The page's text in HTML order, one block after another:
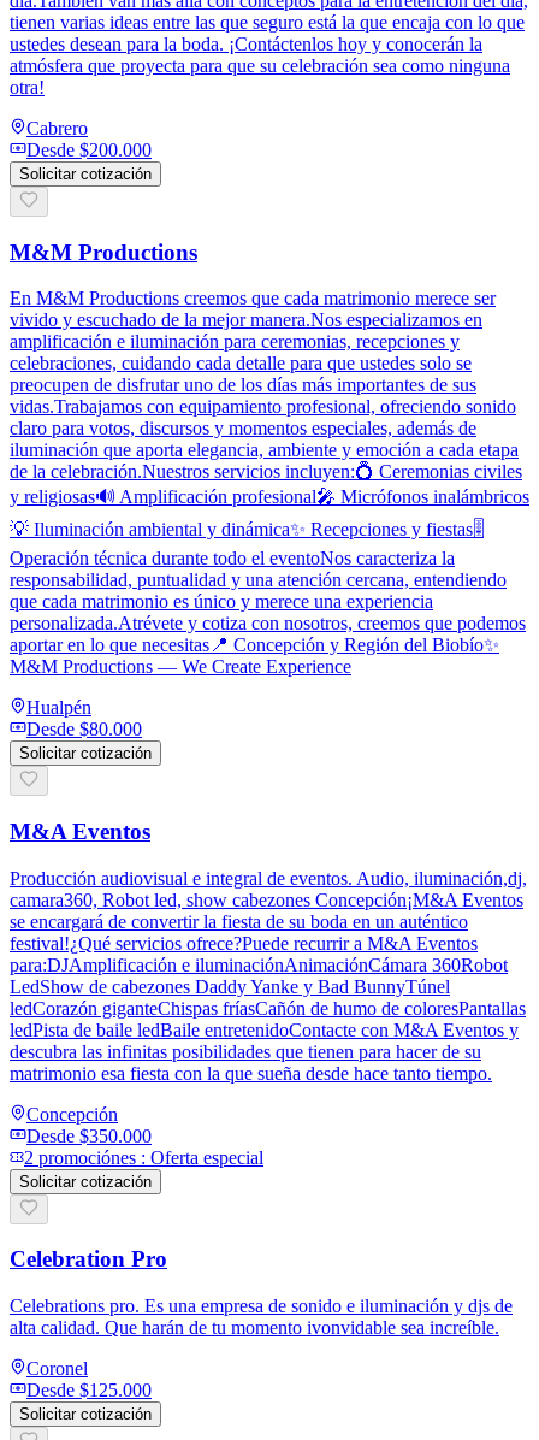
tienen varias ideas entre las que seguro está la que encaja con lo que
ustedes desean para la boda. ¡Contáctenlos hoy y conocerán la
atmósfera que proyecta para que su celebración sea como ninguna
otra!
Cabrero
Desde $200.000
Solicitar cotización
M&M Productions
En M&M Productions creemos que cada matrimonio merece ser
vivido y escuchado de la mejor manera.Nos especializamos en
amplificación e iluminación para ceremonias, recepciones y
celebraciones, cuidando cada detalle para que ustedes solo se
preocupen de disfrutar uno de los días más importantes de sus
vidas.Trabajamos con equipamiento profesional, ofreciendo sonido
claro para votos, discursos y momentos especiales, además de
iluminación que aporta elegancia, ambiente y emoción a cada etapa
de la celebración.Nuestros servicios incluyen:💍 Ceremonias civiles
y religiosas🔊 Amplificación profesional🎤 Micrófonos inalámbricos
💡 Iluminación ambiental y dinámica✨ Recepciones y fiestas🎚️
Operación técnica durante todo el eventoNos caracteriza la
responsabilidad, puntualidad y una atención cercana, entendiendo
que cada matrimonio es único y merece una experiencia
personalizada.Atrévete y cotiza con nosotros, creemos que podemos
aportar en lo que necesitas📍 Concepción y Región del Biobío✨
M&M Productions — We Create Experience
Hualpén
Desde $80.000
Solicitar cotización
M&A Eventos
Producción audiovisual e integral de eventos. Audio, iluminación,dj,
camara360, Robot led, show cabezones Concepción¡M&A Eventos
se encargará de convertir la fiesta de su boda en un auténtico
festival!¿Qué servicios ofrece?Puede recurrir a M&A Eventos
para:DJAmplificación e iluminaciónAnimaciónCámara 360Robot
LedShow de cabezones Daddy Yanke y Bad BunnyTúnel
ledCorazón giganteChispas fríasCañón de humo de coloresPantallas
ledPista de baile ledBaile entretenidoContacte con M&A Eventos y
descubra las infinitas posibilidades que tienen para hacer de su
matrimonio esa fiesta con la que sueña desde hace tanto tiempo.
Concepción
Desde $350.000
2 promociónes : Oferta especial
Solicitar cotización
Celebration Pro
Celebrations pro. Es una empresa de sonido e iluminación y djs de
alta calidad. Que harán de tu momento ivonvidable sea increíble.
Coronel
Desde $125.000
Solicitar cotización